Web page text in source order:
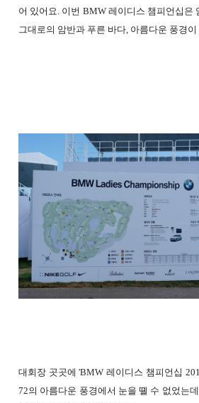
어 있어요. 이번 BMW 레이디스 챔피언십은
그대로의 암반과 푸른 바다, 아름다운 풍경
대회장 곳곳에 'BMW 레이디스 챔피언십
72의 아름다운 풍경에서 눈을 뗼 수 없었는